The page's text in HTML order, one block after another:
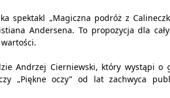
spektakl „Magiczna podróż z
Andersena. To propozycja dla
Andrzej Cierniewski, który wystąpi
czy „Piękne oczy” od lat zachwyca